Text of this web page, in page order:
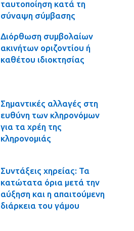
ταυτοποίηση κατά τη
σύναψη σύμβασης
Διόρθωση συμβολαίων
ακινήτων οριζοντίου ή
καθέτου ιδιοκτησίας
Σημαντικές αλλαγές στη
ευθύνη των κληρονόμων
για τα χρέη της
κληρονομιάς
Συντάξεις χηρείας: Τα
κατώτατα όρια μετά την
αύξηση και η απαιτούμενη
διάρκεια του γάμου